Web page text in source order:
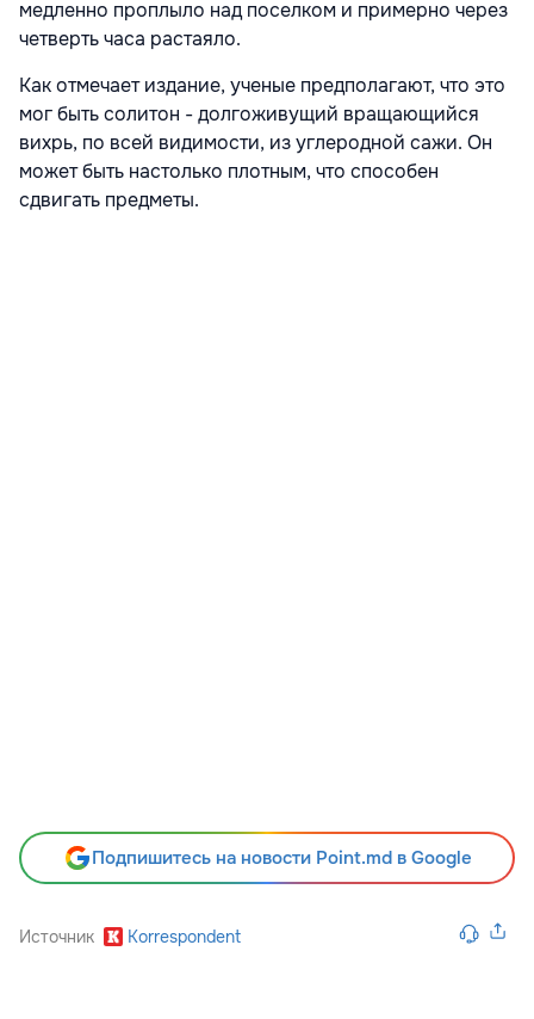
медленно проплыло над поселком и примерно через
четверть часа растаяло.
Как отмечает издание, ученые предполагают, что это
мог быть солитон - долгоживущий вращающийся
вихрь, по всей видимости, из углеродной сажи. Он
может быть настолько плотным, что способен
сдвигать предметы.
Подпишитесь на новости Point.md в Google
Источник Korrespondent